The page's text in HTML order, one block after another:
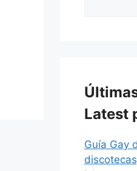
Latest
Guía Gay